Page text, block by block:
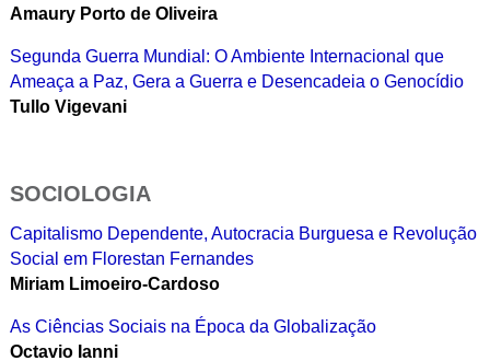
Amaury Porto de Oliveira
Segunda Guerra Mundial: O Ambiente Internacional que
Ameaça a Paz, Gera a Guerra e Desencadeia o Genocídio
Tullo Vigevani
SOCIOLOGIA
Capitalismo Dependente, Autocracia Burguesa e Revolução
Social em Florestan Fernandes
Miriam Limoeiro-Cardoso
As Ciências Sociais na Época da Globalização
Octavio Ianni